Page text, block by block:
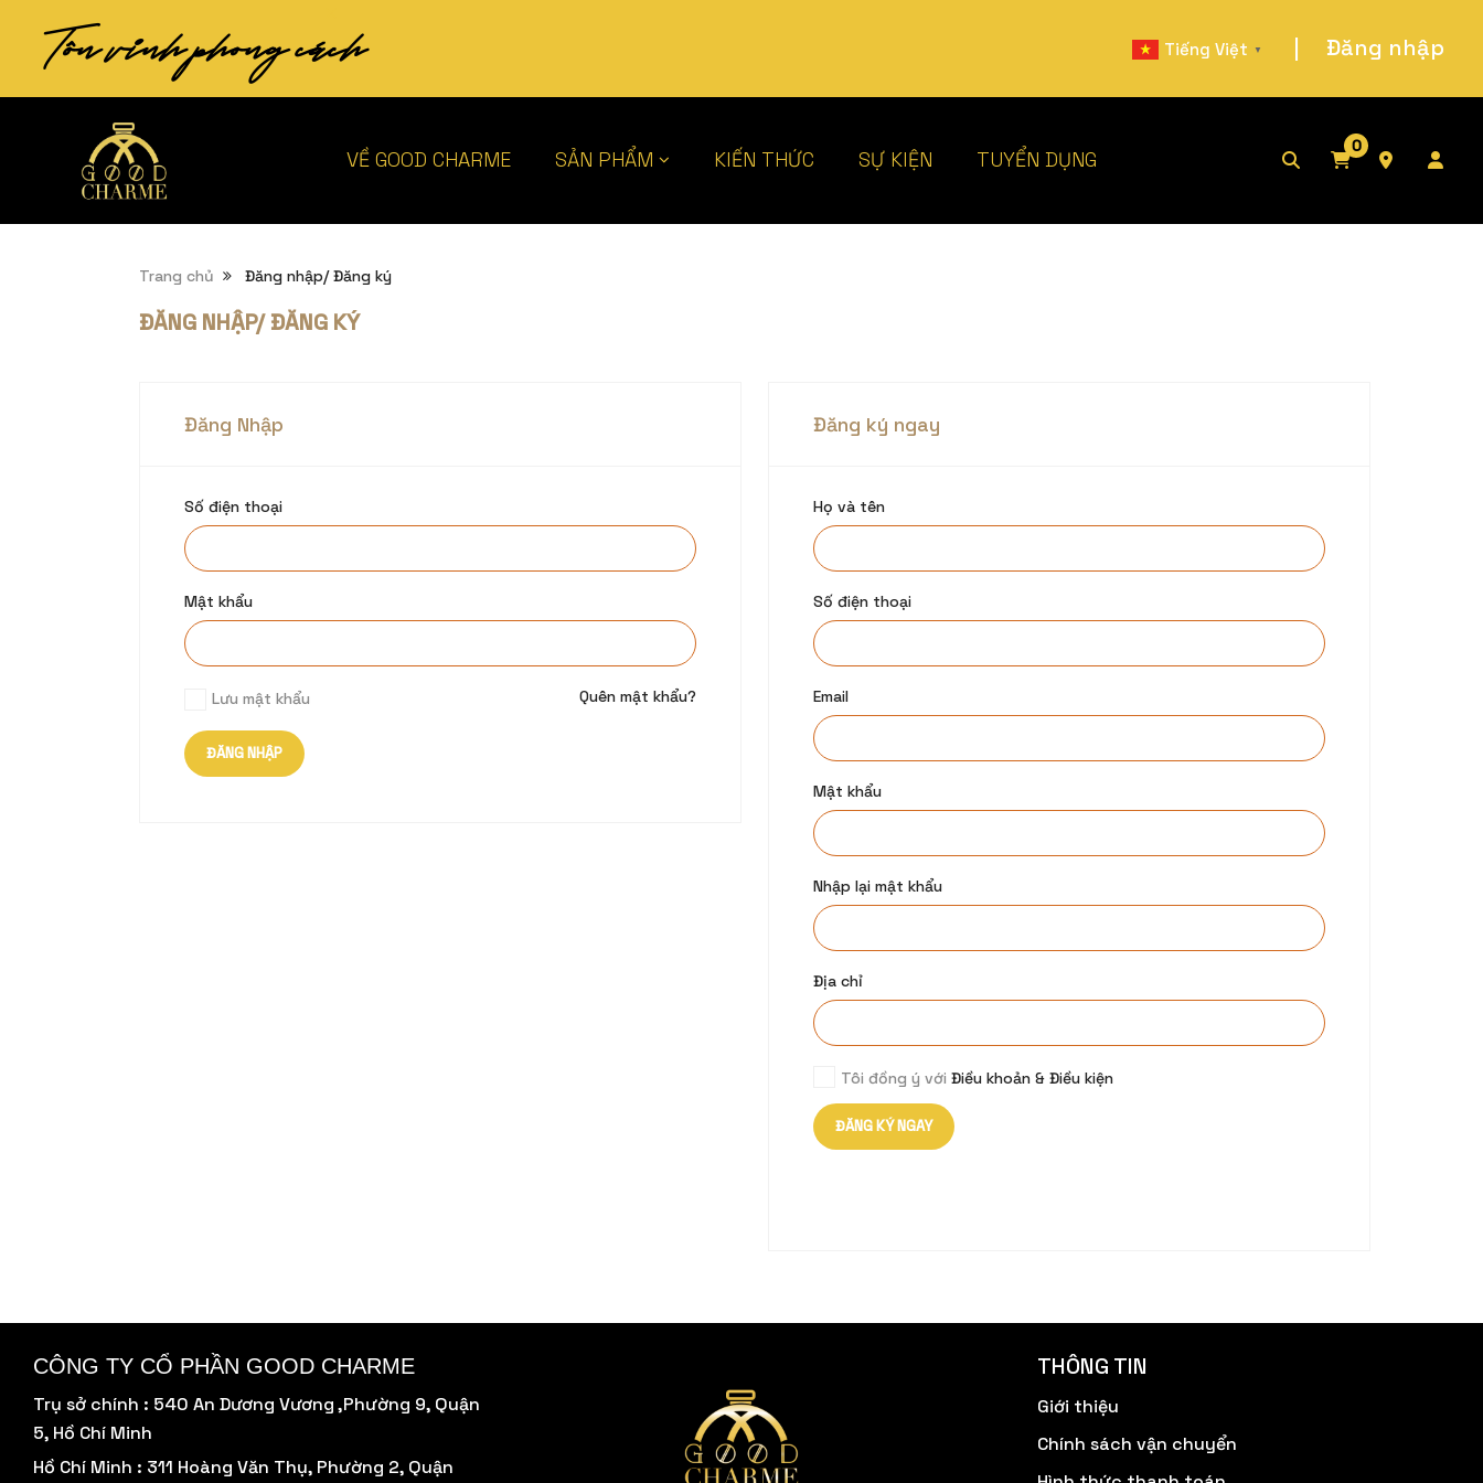
Tôn vinh phong cách Tiếng Việt ▼ | Đăng nhập
VỀ GOOD CHARME SẢN PHẨM KIẾN THỨC SỰ KIỆN TUYỂN DỤNG
0
Trang chủ Đăng nhập/ Đăng ký
ĐĂNG NHẬP/ ĐĂNG KÝ
Đăng Nhập
Số điện thoại
Mật khẩu
Lưu mật khẩu Quên mật khẩu?
Đăng ký ngay
Họ và tên
Số điện thoại
Email
Mật khẩu
Nhập lại mật khẩu
Địa chỉ
Tôi đồng ý với Điều khoản & Điều kiện
CÔNG TY CỔ PHẦN GOOD CHARME
Trụ sở chính : 540 An Dương Vương ,Phường 9, Quận
5, Hồ Chí Minh
Hồ Chí Minh : 311 Hoàng Văn Thụ, Phường 2, Quận
THÔNG TIN
Giới thiệu
Chính sách vận chuyển